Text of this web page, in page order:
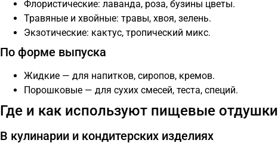
Флористические: лаванда, роза, бузины цветы.
Травяные и хвойные: травы, хвоя, зелень.
Экзотические: кактус, тропический микс.
По форме выпуска
Жидкие — для напитков, сиропов, кремов.
Порошковые — для сухих смесей, теста, специй.
Где и как используют пищевые отдушки
В кулинарии и кондитерских изделиях